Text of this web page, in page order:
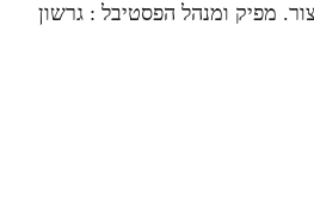
מפיק ומנהל הפסטיבל : גרשון